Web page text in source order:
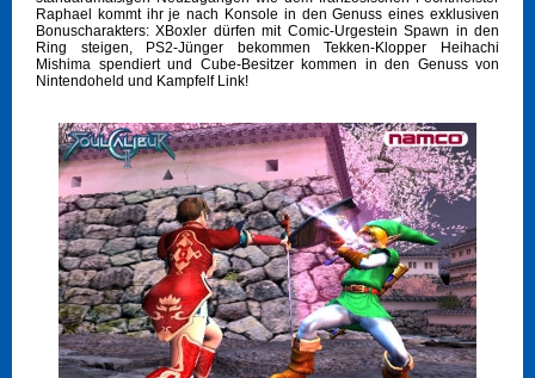
Raphael kommt ihr je nach Konsole in den Genuss eines exklusiven
Bonuscharakters: XBoxler dürfen mit Comic-Urgestein Spawn in den
Ring steigen, PS2-Jünger bekommen Tekken-Klopper Heihachi
Mishima spendiert und Cube-Besitzer kommen in den Genuss von
Nintendoheld und Kampfelf Link!